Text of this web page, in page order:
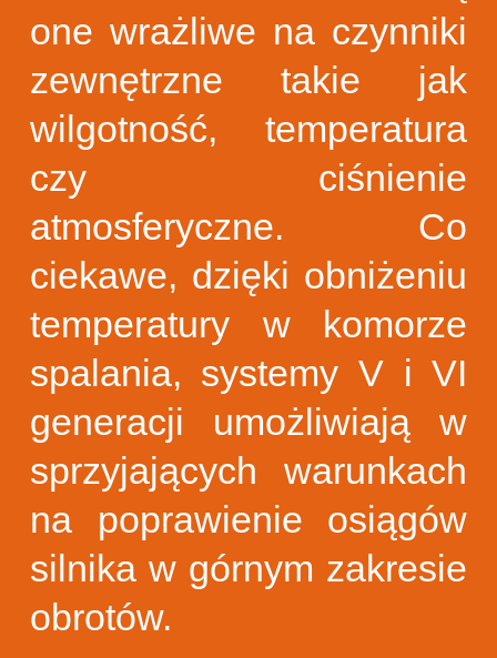
one wrażliwe na czynniki
zewnętrzne takie jak
wilgotność, temperatura
czy ciśnienie
atmosferyczne. Co
ciekawe, dzięki obniżeniu
temperatury w komorze
spalania, systemy V i VI
generacji umożliwiają w
sprzyjających warunkach
na poprawienie osiągów
silnika w górnym zakresie
obrotów.